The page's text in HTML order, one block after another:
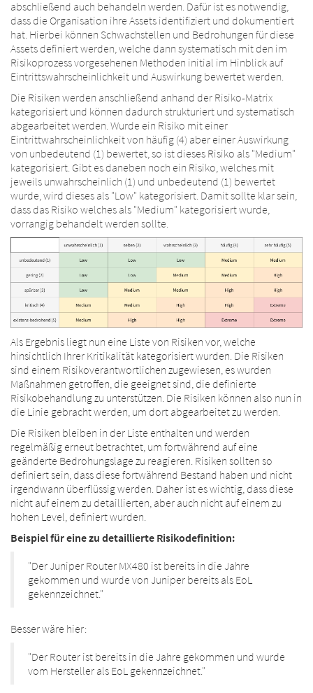
abschließend auch behandeln werden. Dafür ist es notwendig,
dass die Organisation ihre Assets identifiziert und dokumentiert
hat. Hierbei können Schwachstellen und Bedrohungen für diese
Assets definiert werden, welche dann systematisch mit den im
Risikoprozess vorgesehenen Methoden initial im Hinblick auf
Eintrittswahrscheinlichkeit und Auswirkung bewertet werden.
Die Risiken werden anschließend anhand der Risiko-Matrix
kategorisiert und können dadurch strukturiert und systematisch
abgearbeitet werden. Wurde ein Risiko mit einer
Eintrittwahrscheinlichkeit von häufig (4) aber einer Auswirkung
von unbedeutend (1) bewertet, so ist dieses Risiko als "Medium"
kategorisiert. Gibt es daneben noch ein Risiko, welches mit
jeweils unwahrscheinlich (1) und unbedeutend (1) bewertet
wurde, wird dieses als "Low" kategorisiert. Damit sollte klar sein,
dass das Risiko welches als "Medium" kategorisiert wurde,
vorrangig behandelt werden sollte.
Als Ergebnis liegt nun eine Liste von Risiken vor, welche
hinsichtlich Ihrer Kritikalität kategorisiert wurden. Die Risiken
sind einem Risikoverantwortlichen zugewiesen, es wurden
Maßnahmen getroffen, die geeignet sind, die definierte
Risikobehandlung zu unterstützen. Die Risiken können also nun in
die Linie gebracht werden, um dort abgearbeitet zu werden.
Die Risiken bleiben in der Liste enthalten und werden
regelmäßig erneut betrachtet, um fortwährend auf eine
geänderte Bedrohungslage zu reagieren. Risiken sollten so
definiert sein, dass diese fortwährend Bestand haben und nicht
irgendwann überflüssig werden. Daher ist es wichtig, dass diese
nicht auf einem zu detaillierten, aber auch nicht auf einem zu
hohen Level, definiert wurden.
Beispiel für eine zu detaillierte Risikodefinition:
"Der Juniper Router MX480 ist bereits in die Jahre
gekommen und wurde von Juniper bereits als EoL
gekennzeichnet."
Besser wäre hier:
"Der Router ist bereits in die Jahre gekommen und wurde
vom Hersteller als EoL gekennzeichnet."